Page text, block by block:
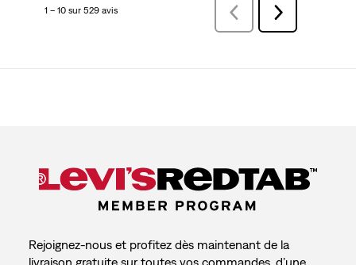
1 – 10 sur 529 avis PrécédentavisSuivant
Rejoignez-nous et profitez dès maintenant de la